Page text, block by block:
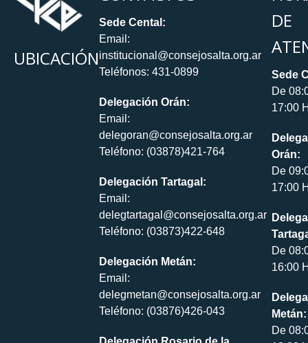
UBICACIÓN
Sede Cental:
Email:
institucional@consejosalta.org.ar
Teléfonos: 431-0899
Delegación Orán:
Email:
delegoran@consejosalta.org.ar
Teléfono: (03878)421-764
Delegación Tartagal:
Email:
delegtartagal@consejosalta.org.ar
Teléfono: (03873)422-648
Delegación Metán:
Email:
delegmetan@consejosalta.org.ar
Teléfono: (03876)426-043
DE
Sede
De
17:00
Orán:
De
17:00
De
16:00
Metán:
De